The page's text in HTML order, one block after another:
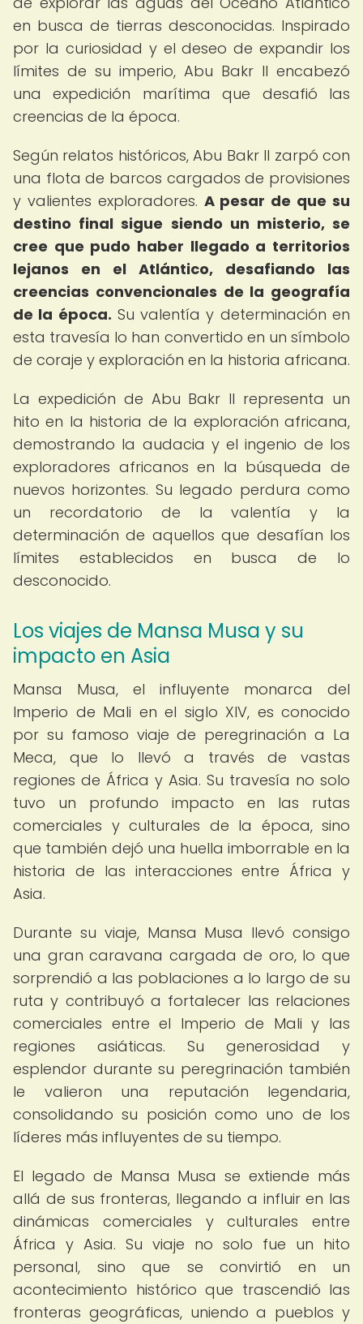
en busca de tierras desconocidas. Inspirado
por la curiosidad y el deseo de expandir los
límites de su imperio, Abu Bakr II encabezó
una expedición marítima que desafió las
creencias de la época.
Según relatos históricos, Abu Bakr II zarpó con
una flota de barcos cargados de provisiones
y valientes exploradores. A pesar de que su
destino final sigue siendo un misterio, se
cree que pudo haber llegado a territorios
lejanos en el Atlántico, desafiando las
creencias convencionales de la geografía
de la época. Su valentía y determinación en
esta travesía lo han convertido en un símbolo
de coraje y exploración en la historia africana.
La expedición de Abu Bakr II representa un
hito en la historia de la exploración africana,
demostrando la audacia y el ingenio de los
exploradores africanos en la búsqueda de
nuevos horizontes. Su legado perdura como
un recordatorio de la valentía y la
determinación de aquellos que desafían los
límites establecidos en busca de lo
desconocido.
Los viajes de Mansa Musa y su
impacto en Asia
Mansa Musa, el influyente monarca del
Imperio de Mali en el siglo XIV, es conocido
por su famoso viaje de peregrinación a La
Meca, que lo llevó a través de vastas
regiones de África y Asia. Su travesía no solo
tuvo un profundo impacto en las rutas
comerciales y culturales de la época, sino
que también dejó una huella imborrable en la
historia de las interacciones entre África y
Asia.
Durante su viaje, Mansa Musa llevó consigo
una gran caravana cargada de oro, lo que
sorprendió a las poblaciones a lo largo de su
ruta y contribuyó a fortalecer las relaciones
comerciales entre el Imperio de Mali y las
regiones asiáticas. Su generosidad y
esplendor durante su peregrinación también
le valieron una reputación legendaria,
consolidando su posición como uno de los
líderes más influyentes de su tiempo.
El legado de Mansa Musa se extiende más
allá de sus fronteras, llegando a influir en las
dinámicas comerciales y culturales entre
África y Asia. Su viaje no solo fue un hito
personal, sino que se convirtió en un
acontecimiento histórico que trascendió las
fronteras geográficas, uniendo a pueblos y